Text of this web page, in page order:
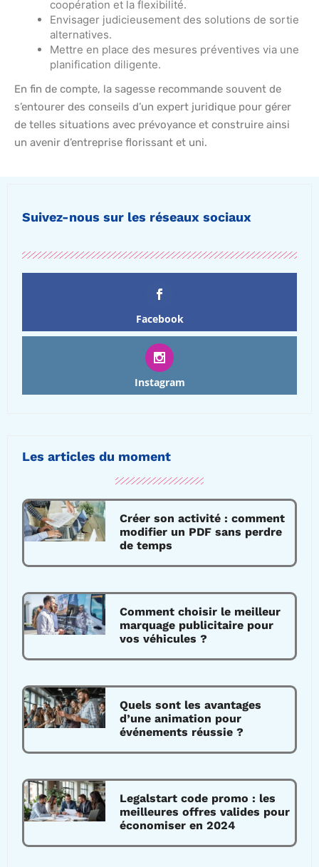
coopération et la flexibilité.
Envisager judicieusement des solutions de sortie
alternatives.
Mettre en place des mesures préventives via une
planification diligente.
En fin de compte, la sagesse recommande souvent de
s’entourer des conseils d’un expert juridique pour gérer
de telles situations avec prévoyance et construire ainsi
un avenir d’entreprise florissant et uni.
Suivez-nous sur les réseaux sociaux
Facebook
Instagram
Les articles du moment
Créer son activité : comment
modifier un PDF sans perdre
de temps
Comment choisir le meilleur
marquage publicitaire pour
vos véhicules ?
Quels sont les avantages
d’une animation pour
événements réussie ?
Legalstart code promo : les
meilleures offres valides pour
économiser en 2024